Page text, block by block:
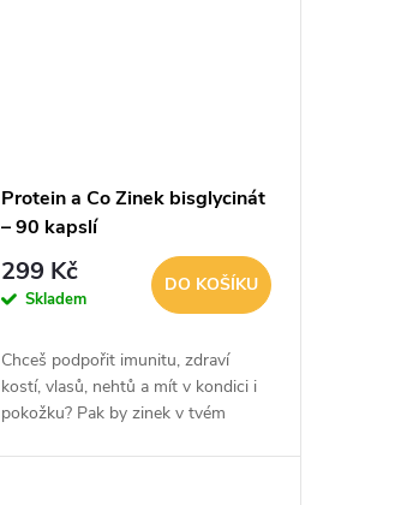
Protein a Co Zinek bisglycinát
– 90 kapslí
299 Kč
Skladem
DO KOŠÍKU
Chceš podpořit imunitu, zdraví
kostí, vlasů, nehtů a mít v kondici i
pokožku? Pak by zinek v tvém